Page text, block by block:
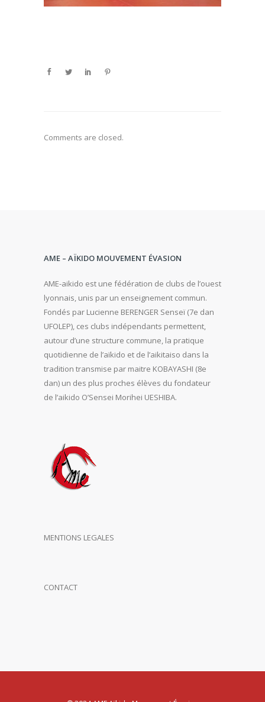
Comments are closed.
AME – AÏKIDO MOUVEMENT ÉVASION
AME-aikido est une fédération de clubs de l’ouest
lyonnais, unis par un enseignement commun.
Fondés par Lucienne BERENGER Senseï (7e dan
UFOLEP), ces clubs indépendants permettent,
autour d’une structure commune, la pratique
quotidienne de l’aïkido et de l’aikitaiso dans la
tradition transmise par maitre KOBAYASHI (8e
dan) un des plus proches élèves du fondateur
de l’aikido O’Sensei Morihei UESHIBA.
MENTIONS LEGALES
CONTACT